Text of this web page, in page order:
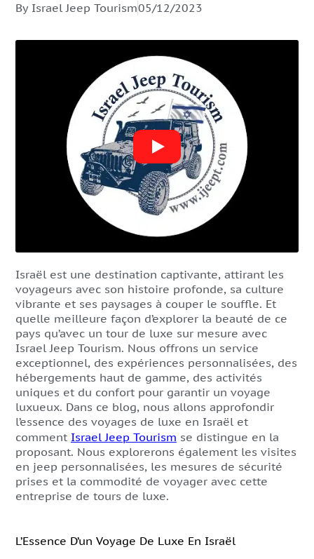
By Israel Jeep Tourism05/12/2023
Israël est une destination captivante, attirant les
voyageurs avec son histoire profonde, sa culture
vibrante et ses paysages à couper le souffle. Et
quelle meilleure façon d’explorer la beauté de ce
pays qu’avec un tour de luxe sur mesure avec
Israel Jeep Tourism. Nous offrons un service
exceptionnel, des expériences personnalisées, des
hébergements haut de gamme, des activités
uniques et du confort pour garantir un voyage
luxueux. Dans ce blog, nous allons approfondir
l’essence des voyages de luxe en Israël et
comment Israel Jeep Tourism se distingue en la
proposant. Nous explorerons également les visites
en jeep personnalisées, les mesures de sécurité
prises et la commodité de voyager avec cette
entreprise de tours de luxe.
L’Essence D’un Voyage De Luxe En Israël